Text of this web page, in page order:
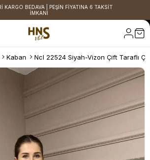
KARGO BEDAVA | PEŞİN FİYATINA 6 TAKSİT
İMKANI
Kaban Ncl 22524 Siyah-Vizon Çift Taraflı